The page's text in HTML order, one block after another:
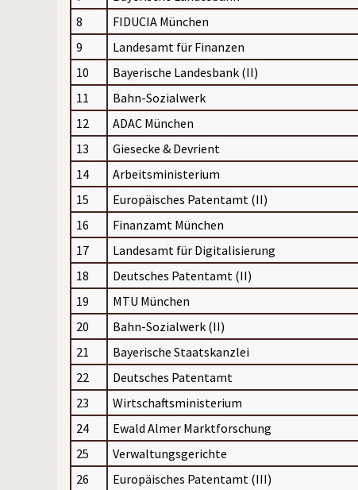
8
FIDUCIA München
9
Landesamt für Finanzen
10
Bayerische Landesbank (II)
11
Bahn-Sozialwerk
12
ADAC München
13
Giesecke & Devrient
14
Arbeitsministerium
15
Europäisches Patentamt (II)
16
Finanzamt München
17
Landesamt für Digitalisierung
18
Deutsches Patentamt (II)
19
MTU München
20
Bahn-Sozialwerk (II)
21
Bayerische Staatskanzlei
22
Deutsches Patentamt
23
Wirtschaftsministerium
24
Ewald Almer Marktforschung
25
Verwaltungsgerichte
26
Europäisches Patentamt (III)